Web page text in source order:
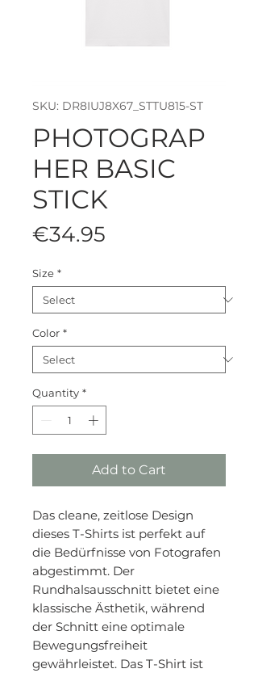
SKU: DR8IUJ8X67_STTU815-ST
PHOTOGRAP
HER BASIC
STICK
€34.95
Size *
Color *
Quantity *
Add to Cart
Das cleane, zeitlose Design
dieses T-Shirts ist perfekt auf
die Bedürfnisse von Fotografen
abgestimmt. Der
Rundhalsausschnitt bietet eine
klassische Ästhetik, während
der Schnitt eine optimale
Bewegungsfreiheit
gewährleistet. Das T-Shirt ist